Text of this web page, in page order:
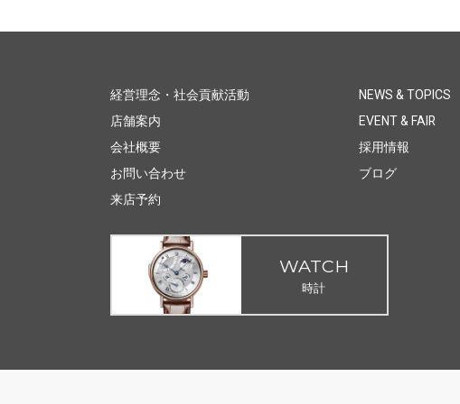
経営理念・社会貢献活動
店舗案内
会社概要
お問い合わせ
来店予約
NEWS & TOPICS
EVENT & FAIR
採用情報
ブログ
WATCH
時計